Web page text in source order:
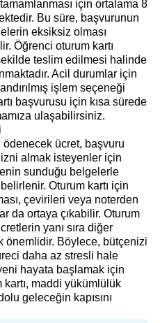
için ortalama 8
Bu süre, başvurunun
eksiksiz olması
Öğrenci oturum kartı
teslim edilmesi halinde
Acil durumlar için
işlem seçeneği
başvurusu için kısa sürede
ulaşabilirsiniz.
ödenecek ücret, başvuru
almak isteyenler için
sunduğu belgelerle
Oturum kartı için
çevirileri veya noterden
da ortaya çıkabilir. Oturum
yanı sıra diğer
önemlidir. Böylece, bütçenizi
daha az stresli hale
hayata başlamak için
maddi yükümlülük
geleceğin kapısını